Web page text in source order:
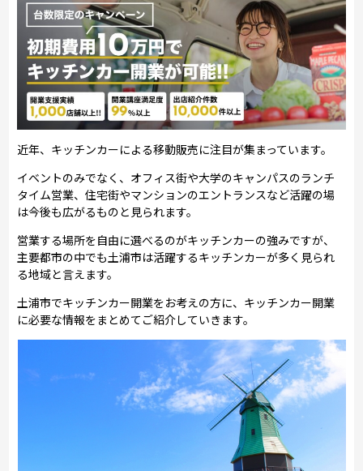
近年、キッチンカーによる移動販売に注目が集まっています。
イベントのみでなく、オフィス街や大学のキャンパスのランチ
タイム営業、住宅街やマンションのエントランスなど活躍の場
は今後も広がるものと見られます。
営業する場所を自由に選べるのがキッチンカーの強みですが、
主要都市の中でも土浦市は活躍するキッチンカーが多く見られ
る地域と言えます。
土浦市でキッチンカー開業をお考えの方に、キッチンカー開業
に必要な情報をまとめてご紹介していきます。